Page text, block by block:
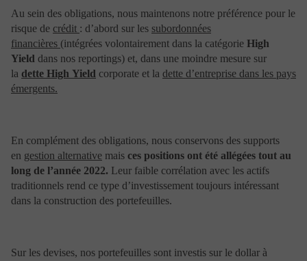
Qu’est-ce qu’un Cookie ? Un « Cookie » est un petit
fichier texte enregistré sur le disque dur de votre
ordinateur lors de la visite d’un site ou de la
consultation d’une publicité. Il est géré par votre
navigateur internet. Il a notamment comme but de
collecter des informations relatives à votre navigation
sur les sites, vous adresser des services personnalisés,
Différents émetteurs possibles :
Les Cookies de www.portzamparcgestion.fr (cookies «
first party ») : Il s’agit des Cookies déposés par
www.portzamparcgestion.fr sur votre terminal pour
répondre à des besoins de navigation et d’optimisation
sur notre site www.portzamparcgestion.fr.
Une page web peut contenir des composants stockés sur
Au sein des obligations, nous maintenons notre préférence pour le
risque de crédit : d’abord sur les subordonnées
financières (intégrées volontairement dans la catégorie High
Yield dans nos reportings) et, dans une moindre mesure sur
la dette High Yield corporate et la dette d’entreprise dans les pays
émergents.
En complément des obligations, nous conservons des supports
en gestion alternative mais ces positions ont été allégées tout au
long de l’année 2022. Leur faible corrélation avec les actifs
traditionnels rend ce type d’investissement toujours intéressant
dans la construction des portefeuilles.
Sur les devises, nos portefeuilles sont investis sur le dollar à